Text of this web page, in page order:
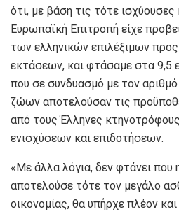
ότι, με βάση τις τότε ισχύουσες
Ευρωπαϊκή Επιτροπή είχε
των ελληνικών επιλέξιμων
εκτάσεων, και φτάσαμε στα 9,5
που σε συνδυασμό με τον
ζώων αποτελούσαν τις
από τους Έλληνες
ενισχύσεων και επιδοτήσεων.
«Με άλλα λόγια, δεν φτάνει που
αποτελούσε τότε τον μεγάλο
οικονομίας, θα υπήρχε πλέον